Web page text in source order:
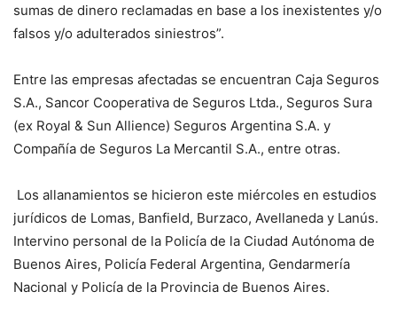
sumas de dinero reclamadas en base a los inexistentes y/o
falsos y/o adulterados siniestros”.
Entre las empresas afectadas se encuentran Caja Seguros
S.A., Sancor Cooperativa de Seguros Ltda., Seguros Sura
(ex Royal & Sun Allience) Seguros Argentina S.A. y
Compañía de Seguros La Mercantil S.A., entre otras.
Los allanamientos se hicieron este miércoles en estudios
jurídicos de Lomas, Banfield, Burzaco, Avellaneda y Lanús.
Intervino personal de la Policía de la Ciudad Autónoma de
Buenos Aires, Policía Federal Argentina, Gendarmería
Nacional y Policía de la Provincia de Buenos Aires.